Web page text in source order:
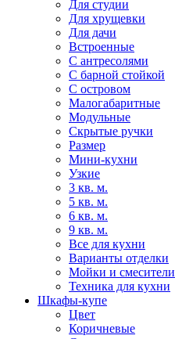
Для студии
Для хрущевки
Для дачи
Встроенные
С антресолями
С барной стойкой
С островом
Малогабаритные
Модульные
Скрытые ручки
Размер
Мини-кухни
Узкие
3 кв. м.
5 кв. м.
6 кв. м.
9 кв. м.
Все для кухни
Варианты отделки
Мойки и смесители
Техника для кухни
Шкафы-купе
Цвет
Коричневые